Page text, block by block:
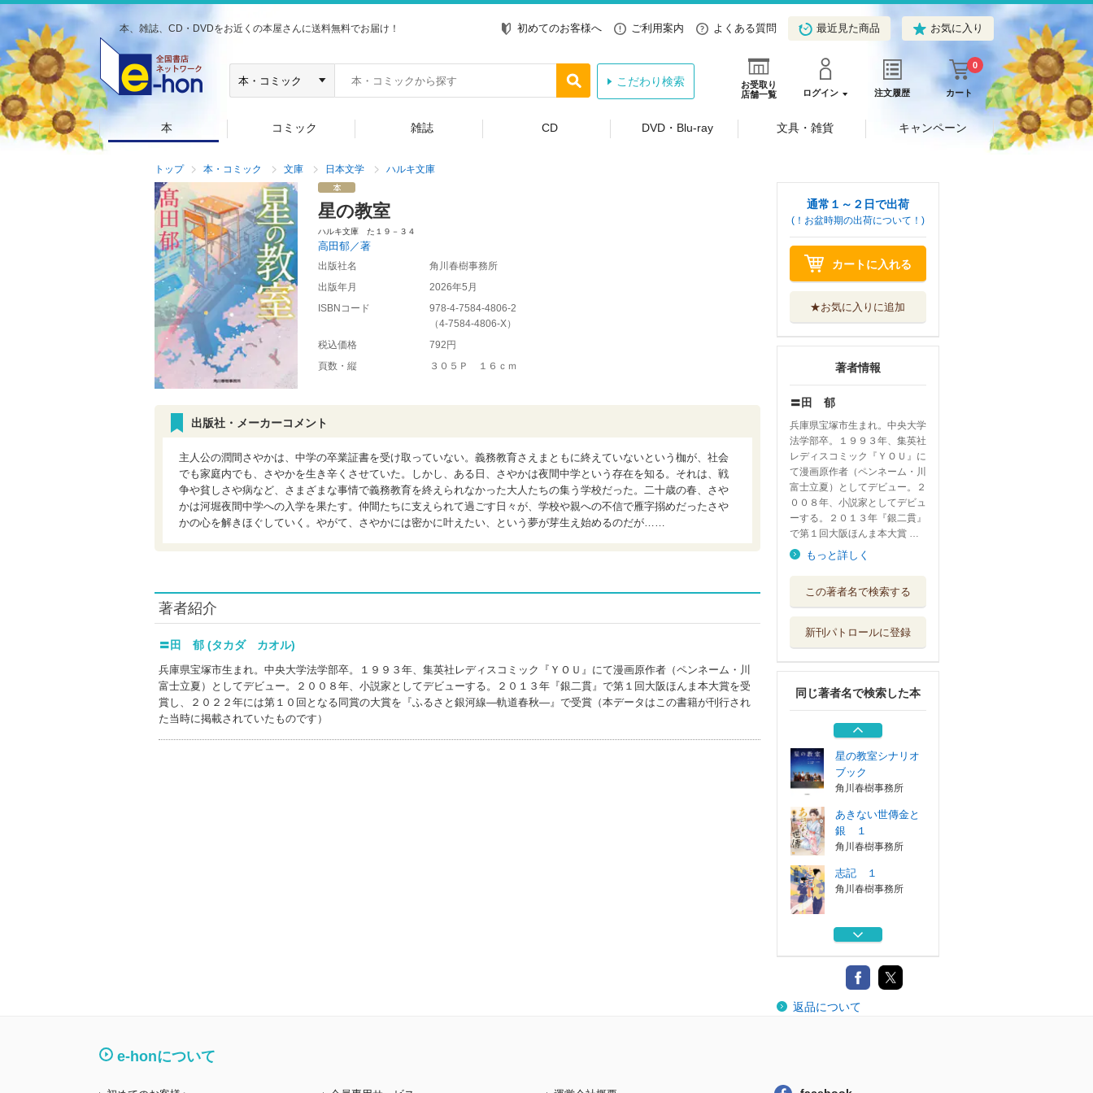
本、雑誌、CD・DVDをお近くの本屋さんに送料無料でお届け！ 初めてのお客様へ ご利用案内 よくある質問 最近見た商品 お気に入り
お受取り
店舗一覧
ログイン 注文履歴 カート
0
こだわり検索
本 コミック 雑誌 CD DVD・Blu-ray 文具・雑貨 キャンペーン
トップ 本・コミック 文庫 日本文学 ハルキ文庫
星の教室
ハルキ文庫 た１９－３４
高田郁／著
出版社名
角川春樹事務所
出版年月
2026年5月
ISBNコード
978-4-7584-4806-2
（4-7584-4806-X）
税込価格
792円
頁数・縦
３０５Ｐ １６ｃｍ
出版社・メーカーコメント
主人公の潤間さやかは、中学の卒業証書を受け取っていない。義務教育さえまともに終えていないという枷が、社会
でも家庭内でも、さやかを生き辛くさせていた。しかし、ある日、さやかは夜間中学という存在を知る。それは、戦
争や貧しさや病など、さまざまな事情で義務教育を終えられなかった大人たちの集う学校だった。二十歳の春、さや
かは河堀夜間中学への入学を果たす。仲間たちに支えられて過ごす日々が、学校や親への不信で雁字搦めだったさや
かの心を解きほぐしていく。やがて、さやかには密かに叶えたい、という夢が芽生え始めるのだが……
著者紹介
〓田 郁 (タカダ カオル)
兵庫県宝塚市生まれ。中央大学法学部卒。１９９３年、集英社レディスコミック『ＹＯＵ』にて漫画原作者（ペンネーム・川
富士立夏）としてデビュー。２００８年、小説家としてデビューする。２０１３年『銀二貫』で第１回大阪ほんま本大賞を受
賞し、２０２２年には第１０回となる同賞の大賞を『ふるさと銀河線―軌道春秋―』で受賞（本データはこの書籍が刊行され
た当時に掲載されていたものです）
通常１～２日で出荷
(！お盆時期の出荷について！)
カートに入れる
★お気に入りに追加
著者情報
〓田 郁
兵庫県宝塚市生まれ。中央大学
法学部卒。１９９３年、集英社
レディスコミック『ＹＯＵ』に
て漫画原作者（ペンネーム・川
富士立夏）としてデビュー。２
００８年、小説家としてデビュ
ーする。２０１３年『銀二貫』
で第１回大阪ほんま本大賞 …
もっと詳しく
この著者名で検索する
新刊パトロールに登録
同じ著者名で検索した本
銀 １
志記 １
星の教室
角川春樹事務所
星の教室シナリオ
ブック
角川春樹事務所
あきない世傳金と
銀 １
角川春樹事務所
志記 １
角川春樹事務所
星の教室
星の教室シナリオ
ブック
返品について
e-honについて